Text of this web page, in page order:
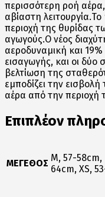
περισσότερη ροή
αβίαστη
περιοχή της θυρίδας
αγωγούς.Ο νέος
αεροδυναμική και
εισαγωγής, και οι δύο
βελτίωση της
εμποδίζει την εισβολή
αέρα από την περιοχή
Επιπλέον
ΜΕΓΕΘΟΣ M, 57-58cm,
64cm, XS,